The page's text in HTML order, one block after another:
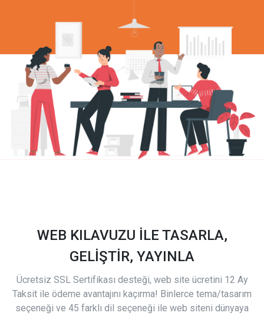
WEB KILAVUZU İLE TASARLA,
GELİŞTİR, YAYINLA
Ücretsiz SSL Sertifikası desteği, web site ücretini 12 Ay
Taksit ile ödeme avantajını kaçırma! Binlerce tema/tasarım
seçeneği ve 45 farklı dil seçeneği ile web siteni dünyaya